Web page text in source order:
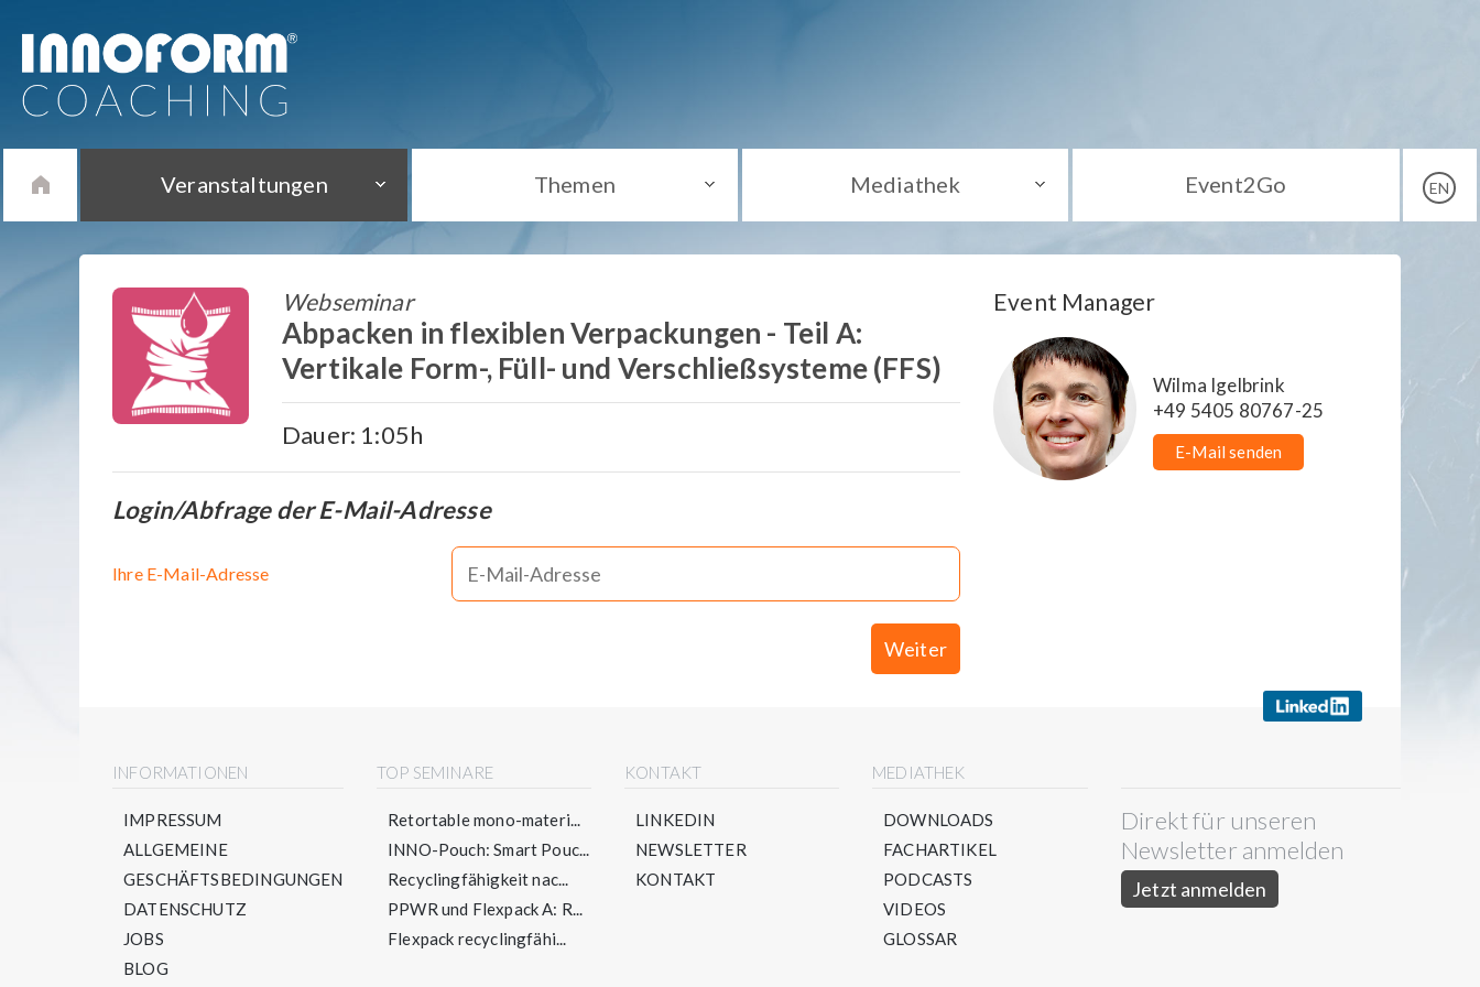
Veranstaltungen Themen Mediathek Event2Go EN
Webseminar
Abpacken in flexiblen Verpackungen - Teil A:
Vertikale Form-, Füll- und Verschließsysteme (FFS)
Dauer: 1:05h
Login/Abfrage der E-Mail-Adresse
Ihre E-Mail-Adresse
Weiter
Event Manager
Wilma Igelbrink
+49 5405 80767-25
E-Mail senden
INFORMATIONEN
IMPRESSUM
ALLGEMEINE
GESCHÄFTSBEDINGUNGEN
DATENSCHUTZ
JOBS
BLOG
TOP SEMINARE
Retortable mono-materi...
INNO-Pouch: Smart Pouc...
Recyclingfähigkeit nac...
PPWR und Flexpack A: R...
Flexpack recyclingfähi...
KONTAKT
LINKEDIN
NEWSLETTER
KONTAKT
MEDIATHEK
DOWNLOADS
FACHARTIKEL
PODCASTS
VIDEOS
GLOSSAR
Direkt für unseren
Newsletter anmelden
Jetzt anmelden